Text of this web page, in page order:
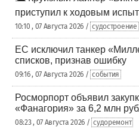
приступил к ходовым
10:10 , 07 Августа 2026 / судостроение
ЕС исключил танкер
списков, признав ошибку
09:16 , 07 Августа 2026 / события
Росморпорт объявил
«Фанагория» за 6,2 млн
08:23 , 07 Августа 2026 / судоремонт